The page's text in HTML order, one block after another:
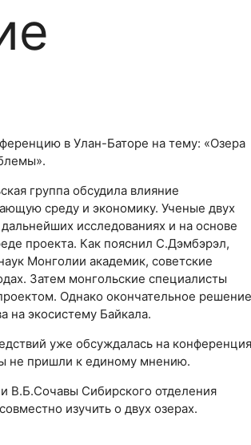
в Улан-Баторе на тему: «Озера
группа обсудила влияние
среду и экономику. Ученые двух
исследованиях и на основе
проекта. Как пояснил С.Дэмбэрэл,
Монголии академик, советские
Затем монгольские специалисты
Однако окончательное
на экосистему Байкала.
уже обсуждалась на
не пришли к единому мнению.
В.Б.Сочавы Сибирского отделения
изучить о двух озерах.